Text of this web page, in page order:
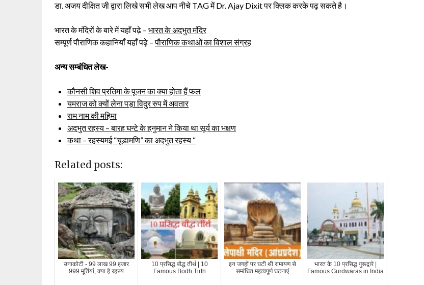
डा. अजय दीक्षित जी द्वारा लिखे सभी लेख आप नीचे TAG में Dr. Ajay Dixit पर क्लिक करके पढ़ सकते है।
भारत के मंदिरों के बारे में यहाँ पढ़े – भारत के अदभुत मंदिर
सम्पूर्ण पौराणिक कहानियाँ यहाँ पढ़े –पौराणिक कथाओं का विशाल संग्रह
अन्य सम्बंधित लेख-
कौनसी शिव प्रतिमा के पूजन का क्या होता हैं फल
यमराज को क्यों लेना पड़ा विदुर रुप में अवतार
राम नाम की महिमा
अदभुत रहस्य – बारह घन्टे के हनुमान ने किया था सूर्य का भक्षण
कथा – रहस्यमई “चूडामणि” का अदभुत रहस्य “
Related posts:
उनाकोटी - 99 लाख 99 हजार
999 मूर्तियां, क्या है रहस्य
10 प्रसिद्ध बौद्ध तीर्थ | 10
Famous Bodh Tirth
इन जगहों पर घटी थी रामायण से
सम्बंधित महत्वपूर्ण घटनाएं
भारत के 10 प्रसिद्ध गुरूद्वारे |
Famous Gurdwaras in India